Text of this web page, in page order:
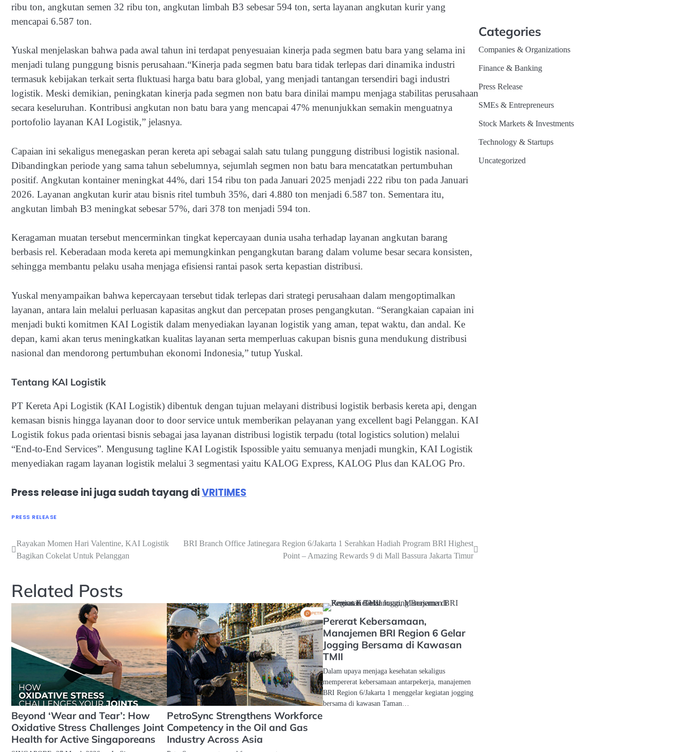
ribu ton, angkutan semen 32 ribu ton, angkutan limbah B3 sebesar 594 ton, serta layanan angkutan kurir yang
mencapai 6.587 ton.
Yuskal menjelaskan bahwa pada awal tahun ini terdapat penyesuaian kinerja pada segmen batu bara yang selama ini
menjadi tulang punggung bisnis perusahaan.“Kinerja pada segmen batu bara tidak terlepas dari dinamika industri
termasuk kebijakan terkait serta fluktuasi harga batu bara global, yang menjadi tantangan tersendiri bagi industri
logistik. Meski demikian, peningkatan kinerja pada segmen non batu bara dinilai mampu menjaga stabilitas perusahaan
secara keseluruhan. Kontribusi angkutan non batu bara yang mencapai 47% menunjukkan semakin menguatnya
portofolio layanan KAI Logistik,” jelasnya.
Capaian ini sekaligus menegaskan peran kereta api sebagai salah satu tulang punggung distribusi logistik nasional.
Dibandingkan periode yang sama tahun sebelumnya, sejumlah segmen non batu bara mencatatkan pertumbuhan
positif. Angkutan kontainer meningkat 44%, dari 154 ribu ton pada Januari 2025 menjadi 222 ribu ton pada Januari
2026. Layanan angkutan kurir atau bisnis ritel tumbuh 35%, dari 4.880 ton menjadi 6.587 ton. Sementara itu,
angkutan limbah B3 meningkat sebesar 57%, dari 378 ton menjadi 594 ton.
Keragaman muatan tersebut mencerminkan tingkat kepercayaan dunia usaha terhadap layanan angkutan barang
berbasis rel. Keberadaan moda kereta api memungkinkan pengangkutan barang dalam volume besar secara konsisten,
sehingga membantu pelaku usaha menjaga efisiensi rantai pasok serta kepastian distribusi.
Yuskal menyampaikan bahwa kepercayaan tersebut tidak terlepas dari strategi perusahaan dalam mengoptimalkan
layanan, antara lain melalui perluasan kapasitas angkut dan percepatan proses pengangkutan. “Serangkaian capaian ini
menjadi bukti komitmen KAI Logistik dalam menyediakan layanan logistik yang aman, tepat waktu, dan andal. Ke
depan, kami akan terus meningkatkan kualitas layanan serta memperluas cakupan bisnis guna mendukung distribusi
nasional dan mendorong pertumbuhan ekonomi Indonesia,” tutup Yuskal.
Tentang KAI Logistik
PT Kereta Api Logistik (KAI Logistik) dibentuk dengan tujuan melayani distribusi logistik berbasis kereta api, dengan
kemasan bisnis hingga layanan door to door service untuk memberikan pelayanan yang excellent bagi Pelanggan. KAI
Logistik fokus pada orientasi bisnis sebagai jasa layanan distribusi logistik terpadu (total logistics solution) melalui
“End-to-End Services”. Mengusung tagline KAI Logistik Ispossible yaitu semuanya menjadi mungkin, KAI Logistik
menyediakan ragam layanan logistik melalui 3 segmentasi yaitu KALOG Express, KALOG Plus dan KALOG Pro.
Press release ini juga sudah tayang diVRITIMES
PRESS RELEASE
Navigasi
pos
Rayakan Momen Hari Valentine, KAI Logistik
Bagikan Cokelat Untuk Pelanggan
BRI Branch Office Jatinegara Region 6/Jakarta 1 Serahkan Hadiah Program BRI Highest
Point – Amazing Rewards 9 di Mall Bassura Jakarta Timur
Related Posts
Beyond ‘Wear and Tear’: How
Oxidative Stress Challenges Joint
Health for Active Singaporeans
PetroSync Strengthens Workforce
Competency in the Oil and Gas
Industry Across Asia
Pererat Kebersamaan,
Manajemen BRI Region 6 Gelar
Jogging Bersama di Kawasan
TMII
Dalam upaya menjaga kesehatan sekaligus
mempererat kebersamaan antarpekerja, manajemen
BRI Region 6/Jakarta 1 menggelar kegiatan jogging
bersama di kawasan Taman…
Categories
Companies & Organizations
Finance & Banking
Press Release
SMEs & Entrepreneurs
Stock Markets & Investments
Technology & Startups
Uncategorized